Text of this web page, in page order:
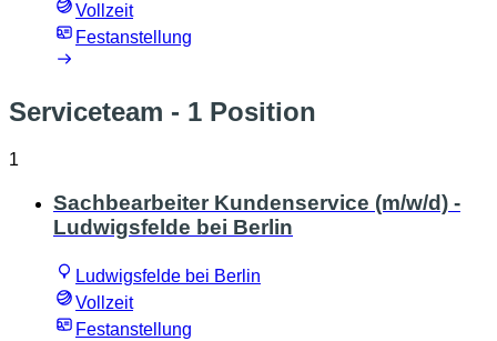
Vollzeit
Festanstellung
Serviceteam - 1 Position
1
Sachbearbeiter Kundenservice (m/w/d) -
Ludwigsfelde bei Berlin
Ludwigsfelde bei Berlin
Vollzeit
Festanstellung